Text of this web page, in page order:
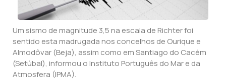
Um sismo de magnitude 3,5 na escala de Richter foi
sentido esta madrugada nos concelhos de Ourique e
Almodôvar (Beja), assim como em Santiago do Cacém
(Setúbal), informou o Instituto Português do Mar e da
Atmosfera (IPMA).